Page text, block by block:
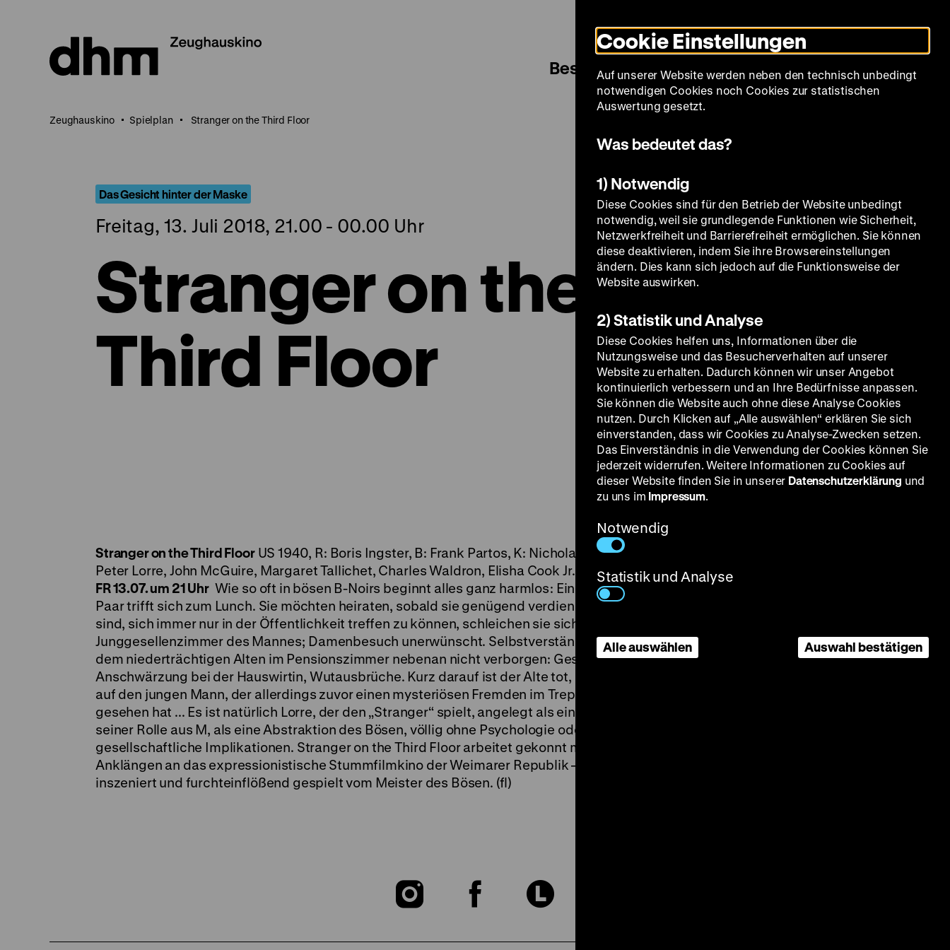
Seiteninhalt
springen
Modus
umschalten
Sprache
Besuch Spielplan Filmreihen Über uns
Zeughauskino Spielplan Stranger on the Third Floor
Das Gesicht hinter der Maske
Freitag, 13. Juli 2018, 21.00 - 00.00 Uhr
Stranger on the
Third Floor
Stranger on the Third FloorUS 1940, R: Boris Ingster, B: Frank Partos, K: Nicholas Musuraca, D:
Peter Lorre, John McGuire, Margaret Tallichet, Charles Waldron, Elisha Cook Jr., 67‘· 35mm, OF
FR 13.07. um 21 UhrWie so oft in bösen B-Noirs beginnt alles ganz harmlos: Ein nettes junges
Paar trifft sich zum Lunch. Sie möchten heiraten, sobald sie genügend verdienen. Da sie es leid
sind, sich immer nur in der Öffentlichkeit treffen zu können, schleichen sie sich heimlich ins
Junggesellenzimmer des Mannes; Damenbesuch unerwünscht. Selbstverständlich bleibt dies
dem niederträchtigen Alten im Pensionszimmer nebenan nicht verborgen: Geschrei,
Anschwärzung bei der Hauswirtin, Wutausbrüche. Kurz darauf ist der Alte tot, der Verdacht fällt
auf den jungen Mann, der allerdings zuvor einen mysteriösen Fremden im Treppenhaus
gesehen hat ... Es ist natürlich Lorre, der den „Stranger“ spielt, angelegt als eine Zuspitzung
seiner Rolle aus M, als eine Abstraktion des Bösen, völlig ohne Psychologie oder
gesellschaftliche Implikationen. Stranger on the Third Floor arbeitet gekonnt mit visuellen
Anklängen an das expressionistische Stummfilmkino der Weimarer Republik – spannend
inszeniert und furchteinflößend gespielt vom Meister des Bösen. (fl)
Zu
Zu
Zu
Cookie Einstellungen
Auf unserer Website werden neben den technisch unbedingt
notwendigen Cookies noch Cookies zur statistischen
Auswertung gesetzt.
Was bedeutet das?
1) Notwendig
Diese Cookies sind für den Betrieb der Website unbedingt
notwendig, weil sie grundlegende Funktionen wie Sicherheit,
Netzwerkfreiheit und Barrierefreiheit ermöglichen. Sie können
diese deaktivieren, indem Sie ihre Browsereinstellungen
ändern. Dies kann sich jedoch auf die Funktionsweise der
Website auswirken.
2) Statistik und Analyse
Diese Cookies helfen uns, Informationen über die
Nutzungsweise und das Besucherverhalten auf unserer
Website zu erhalten. Dadurch können wir unser Angebot
kontinuierlich verbessern und an Ihre Bedürfnisse anpassen.
Sie können die Website auch ohne diese Analyse Cookies
nutzen. Durch Klicken auf „Alle auswählen“ erklären Sie sich
einverstanden, dass wir Cookies zu Analyse-Zwecken setzen.
Das Einverständnis in die Verwendung der Cookies können Sie
jederzeit widerrufen. Weitere Informationen zu Cookies auf
dieser Website finden Sie in unserer Datenschutzerklärung und
zu uns im Impressum.
Notwendig
Statistik und Analyse
Alle auswählen Auswahl bestätigen